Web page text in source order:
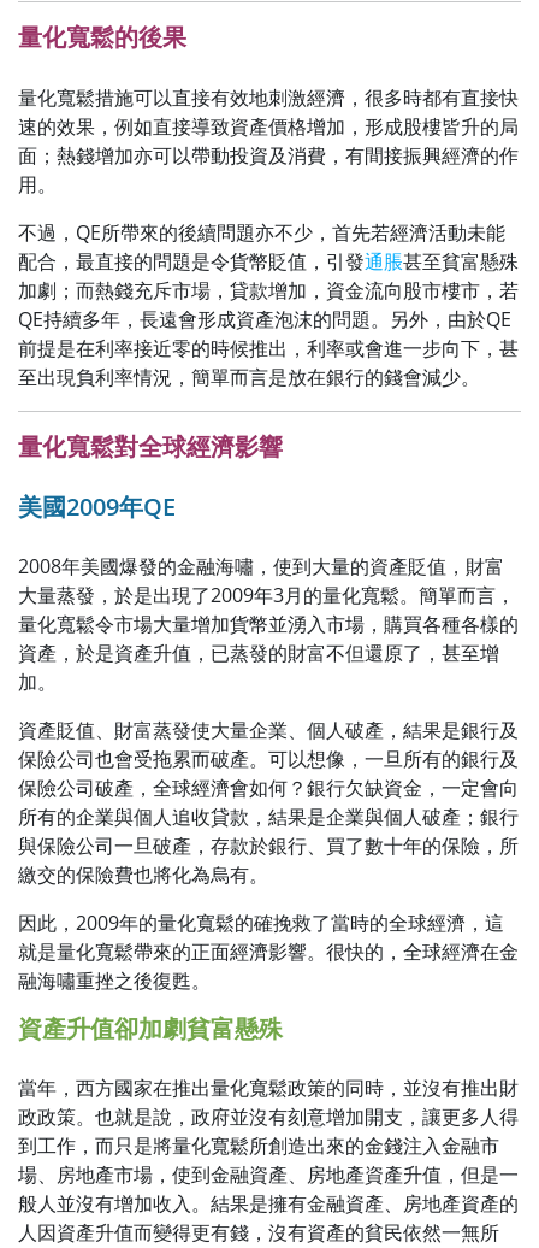
量化寬鬆的後果
量化寬鬆措施可以直接有效地刺激經濟，很多時都有直接快
速的效果，例如直接導致資產價格增加，形成股樓皆升的局
面；熱錢增加亦可以帶動投資及消費，有間接振興經濟的作
用。
不過，QE所帶來的後續問題亦不少，首先若經濟活動未能
配合，最直接的問題是令貨幣貶值，引發通脹甚至貧富懸殊
加劇；而熱錢充斥市場，貸款增加，資金流向股市樓市，若
QE持續多年，長遠會形成資產泡沫的問題。另外，由於QE
前提是在利率接近零的時候推出，利率或會進一步向下，甚
至出現負利率情況，簡單而言是放在銀行的錢會減少。
量化寬鬆對全球經濟影響
美國2009年QE
2008年美國爆發的金融海嘯，使到大量的資產貶值，財富
大量蒸發，於是出現了2009年3月的量化寬鬆。簡單而言，
量化寬鬆令市場大量增加貨幣並湧入市場，購買各種各樣的
資產，於是資產升值，已蒸發的財富不但還原了，甚至增
加。
資產貶值、財富蒸發使大量企業、個人破產，結果是銀行及
保險公司也會受拖累而破產。可以想像，一旦所有的銀行及
保險公司破產，全球經濟會如何？銀行欠缺資金，一定會向
所有的企業與個人追收貸款，結果是企業與個人破產；銀行
與保險公司一旦破產，存款於銀行、買了數十年的保險，所
繳交的保險費也將化為烏有。
因此，2009年的量化寬鬆的確挽救了當時的全球經濟，這
就是量化寬鬆帶來的正面經濟影響。很快的，全球經濟在金
融海嘯重挫之後復甦。
資產升值卻加劇貧富懸殊
當年，西方國家在推出量化寬鬆政策的同時，並沒有推出財
政政策。也就是說，政府並沒有刻意增加開支，讓更多人得
到工作，而只是將量化寬鬆所創造出來的金錢注入金融市
場、房地產市場，使到金融資產、房地產資產升值，但是一
般人並沒有增加收入。結果是擁有金融資產、房地產資產的
人因資產升值而變得更有錢，沒有資產的貧民依然一無所